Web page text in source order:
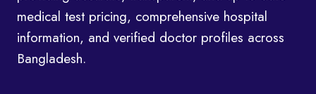
medical test pricing, comprehensive hospital
information, and verified doctor profiles across
Bangladesh.